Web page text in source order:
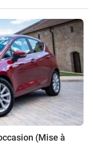
(Mise à